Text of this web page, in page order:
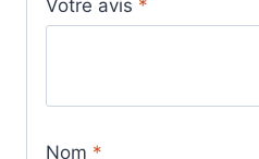
Votre avis *
Nom *